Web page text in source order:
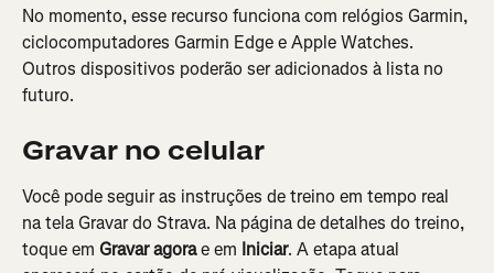
No momento, esse recurso funciona com relógios Garmin,
ciclocomputadores Garmin Edge e Apple Watches.
Outros dispositivos poderão ser adicionados à lista no
futuro.
Gravar no celular
Você pode seguir as instruções de treino em tempo real
na tela Gravar do Strava. Na página de detalhes do treino,
toque em Gravar agora e em Iniciar. A etapa atual